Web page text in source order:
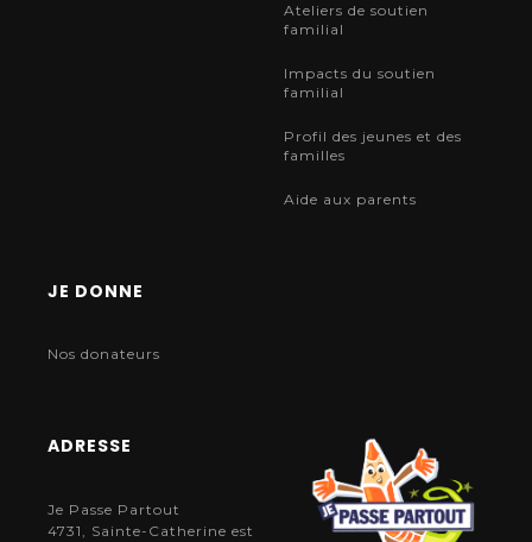
Ateliers de soutien
familial
Impacts du soutien
familial
Profil des jeunes et des
familles
Aide aux parents
JE DONNE
Nos donateurs
ADRESSE
Je Passe Partout
4731, Sainte-Catherine est